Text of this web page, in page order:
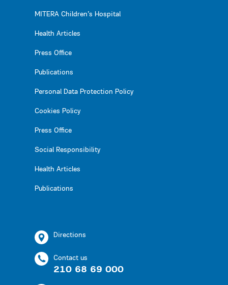
MITERA Children’s Hospital
Health Articles
Press Office
Publications
Personal Data Protection Policy
Cookies Policy
Press Office
Social Responsibility
Health Articles
Publications
Directions
Contact us
210 68 69 000